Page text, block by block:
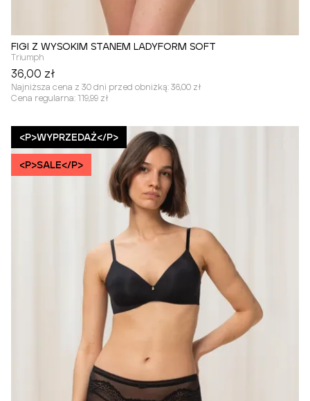
FIGI Z WYSOKIM STANEM LADYFORM SOFT
Triumph
36,00 zł
Najniższa cena z 30 dni przed obniżką: 36,00 zł
Cena regularna: 119,99 zł
<P>WYPRZEDAŻ</P>
<P>SALE</P>